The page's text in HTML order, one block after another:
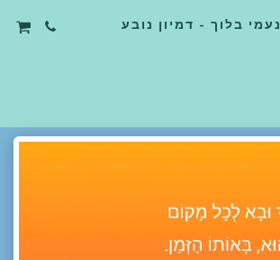
נעמי בלוך - דמיון נובע